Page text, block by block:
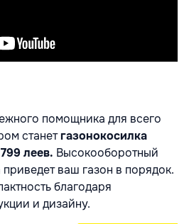
помощника для всего
станетгазонокосилка
леев. Высокооборотный
приведет ваш газон в порядок.
благодаря
и дизайну.